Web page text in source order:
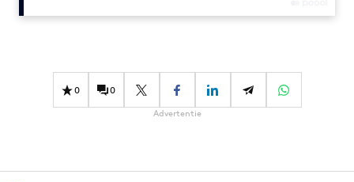
Diversiteit
Interne communicatie
0 0
Advertentie